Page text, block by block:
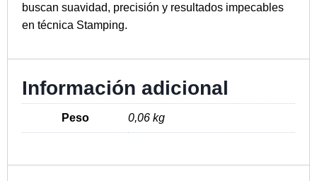
buscan suavidad, precisión y resultados impecables
en técnica Stamping.
Información adicional
Peso 0,06 kg